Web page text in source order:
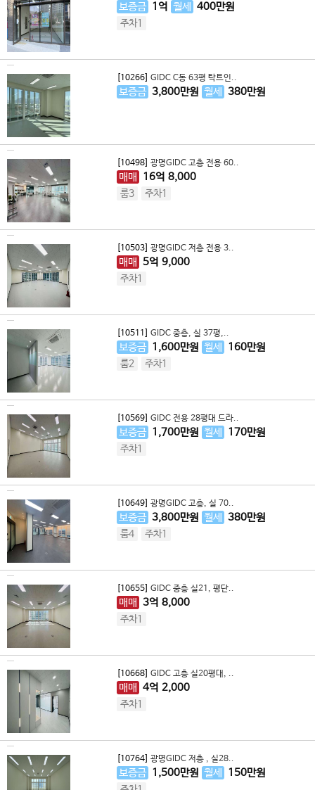
보증금 1 억 월세 400만원
주차1
[10266] GIDC C동 63평 탁트인..
보증금 3,800만원 월세 380만원
[10498] 광명GIDC 고층 전용 60..
매매 16억 8,000
룸3 주차1
[10503] 광명GIDC 저층 전용 3..
매매 5억 9,000
주차1
[10511] GIDC 중층, 실 37평,..
보증금 1,600만원 월세 160만원
룸2 주차1
[10569] GIDC 전용 28평대 드라..
보증금 1,700만원 월세 170만원
주차1
[10649] 광명GIDC 고층, 실 70..
보증금 3,800만원 월세 380만원
룸4 주차1
[10655] GIDC 중층 실21, 평단..
매매 3억 8,000
주차1
[10668] GIDC 고층 실20평대, ..
매매 4억 2,000
주차1
[10764] 광명GIDC 저층 , 실28..
보증금 1,500만원 월세 150만원